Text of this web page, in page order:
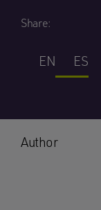
Share:
EN ES
Author